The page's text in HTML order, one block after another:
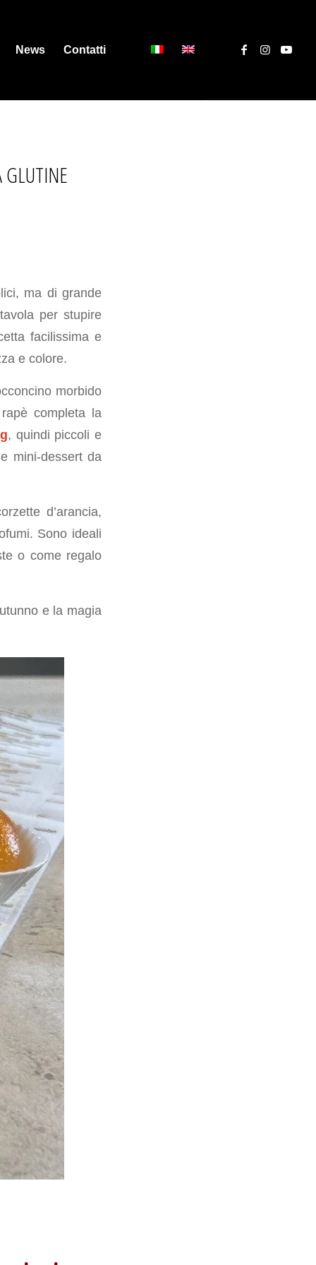
News Contatti
GLUTINE
ma di grande
per stupire
facilissima e
e colore.
morbido
completa la
, quindi piccoli e
mini-dessert da
d’arancia,
Sono ideali
o come regalo
e la magia